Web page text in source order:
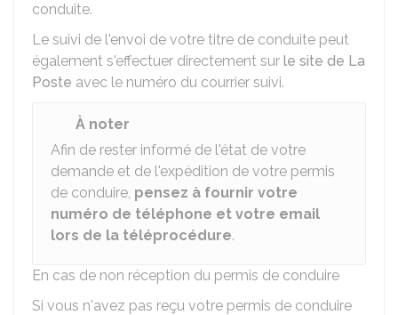
conduite.
Le suivi de l'envoi de votre titre de conduite peut
également s'effectuer directement sur le site de La
Poste avec le numéro du courrier suivi.
À noter
Afin de rester informé de l'état de votre
demande et de l'expédition de votre permis
de conduire, pensez à fournir votre
numéro de téléphone et votre email
lors de la téléprocédure.
En cas de non réception du permis de conduire
Si vous n'avez pas reçu votre permis de conduire